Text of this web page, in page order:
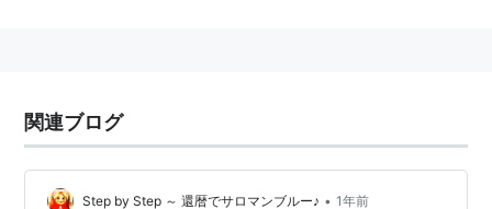
関連ブログ
Step by Step ～ 還暦でサロマンブルー♪ • 1年前